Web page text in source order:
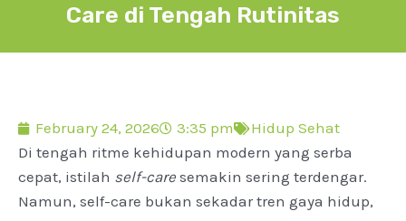
Care di Tengah Rutinitas
February 24, 2026 3:35 pm
Hidup Sehat
Di tengah ritme kehidupan modern yang serba
cepat, istilah self-care semakin sering terdengar.
Namun, self-care bukan sekadar tren gaya hidup,